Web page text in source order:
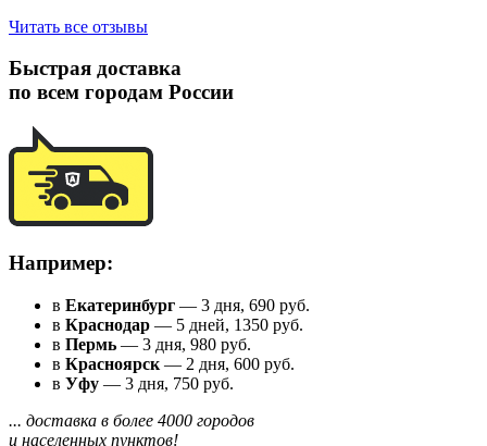
Читать все отзывы
Быстрая доставка
по всем городам России
Например:
в Екатеринбург — 3 дня, 690 руб.
в Краснодар — 5 дней, 1350 руб.
в Пермь — 3 дня, 980 руб.
в Красноярск — 2 дня, 600 руб.
в Уфу — 3 дня, 750 руб.
... доставка в более 4000 городов
и населенных пунктов!